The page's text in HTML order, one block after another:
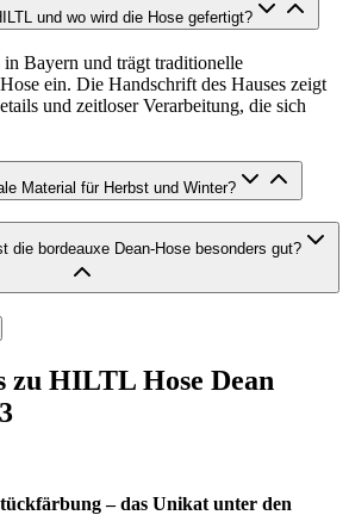
und wo wird die Hose gefertigt?
Bayern und trägt traditionelle
ein. Die Handschrift des Hauses zeigt
und zeitloser Verarbeitung, die sich
Material für Herbst und Winter?
die bordeauxe Dean-Hose besonders gut?
zu HILTL Hose Dean
– das Unikat unter den